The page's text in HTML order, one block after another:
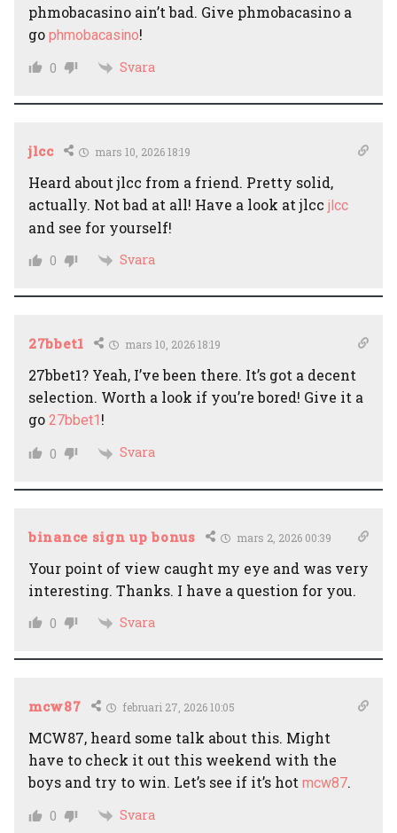
phmobacasino ain’t bad. Give phmobacasino a
go phmobacasino!
0 Svara
jlcc mars 10, 2026 18:19
Heard about jlcc from a friend. Pretty solid,
actually. Not bad at all! Have a look at jlcc jlcc
and see for yourself!
0 Svara
27bbet1 mars 10, 2026 18:19
27bbet1? Yeah, I’ve been there. It’s got a decent
selection. Worth a look if you’re bored! Give it a
go 27bbet1 !
0 Svara
binance sign up bonus mars 2, 2026 00:39
Your point of view caught my eye and was very
interesting. Thanks. I have a question for you.
0 Svara
mcw87 februari 27, 2026 10:05
MCW87, heard some talk about this. Might
have to check it out this weekend with the
boys and try to win. Let’s see if it’s hot mcw87.
0 Svara